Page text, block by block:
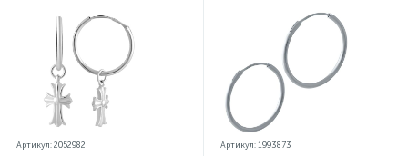
Артикул: 2052982 Артикул: 1993873